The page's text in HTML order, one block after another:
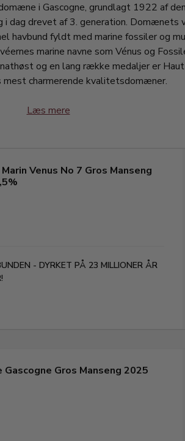
i Gascogne, grundlagt 1922 af
i dag drevet af 3. generation. Domænets
havbund fyldt med marine fossiler og
marine navne som Vénus og
og en lang række medaljer er
mest charmerende kvalitetsdomæner.
Læs mere
Venus No 7 Gros Manseng
- DYRKET PÅ 23 MILLIONER ÅR
!
Gros Manseng 2025